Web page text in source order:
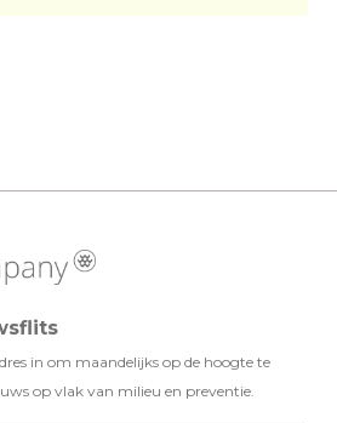
in om maandelijks op de hoogte te
op vlak van milieu en preventie.